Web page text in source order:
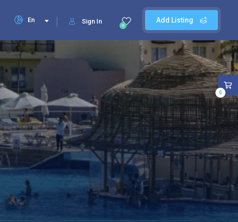
Add Listing
0
Sign In
En
0